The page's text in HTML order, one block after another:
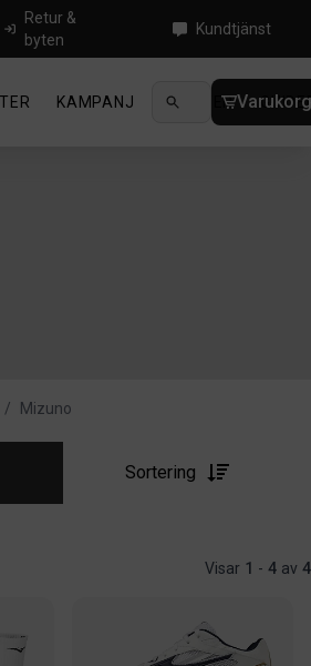
Retur &
byten
Kundtjänst
KAMPANJ NYHETER
/ Mizuno
Sortering
Visar 1 - 4 av 4